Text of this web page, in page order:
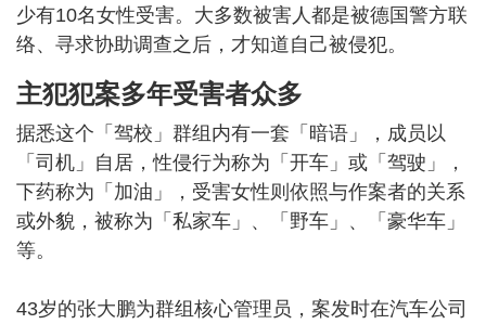
少有10名女性受害。大多数被害人都是被德国警方联
络、寻求协助调查之后，才知道自己被侵犯。
主犯犯案多年受害者众多
据悉这个「驾校」群组内有一套「暗语」，成员以
「司机」自居，性侵行为称为「开车」或「驾驶」，
下药称为「加油」，受害女性则依照与作案者的关系
或外貌，被称为「私家车」、「野车」、「豪华车」
等。
43岁的张大鹏为群组核心管理员，案发时在汽车公司